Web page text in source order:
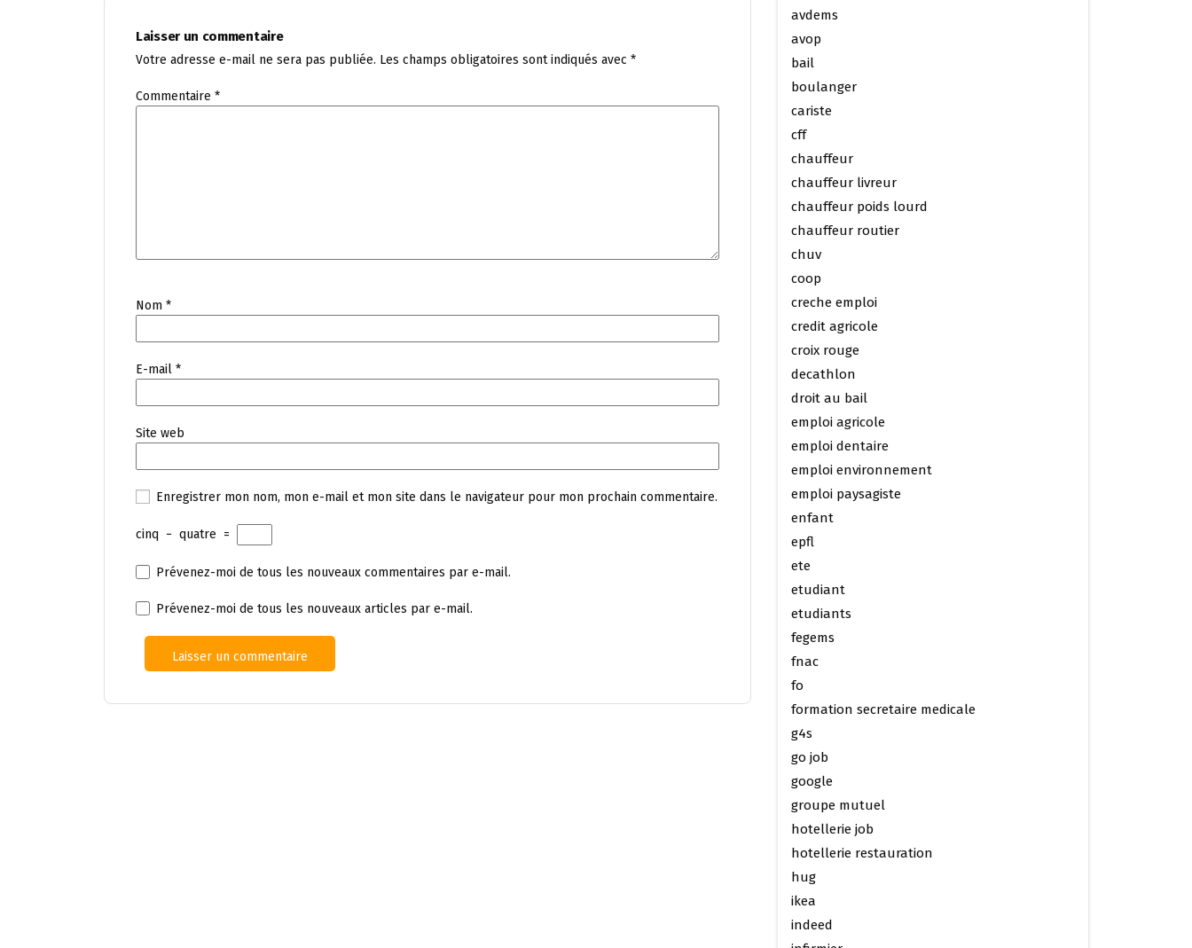
Laisser un commentaire
Votre adresse e-mail ne sera pas publiée. Les champs obligatoires sont indiqués avec *
Commentaire *
Nom *
E-mail *
Site web
Enregistrer mon nom, mon e-mail et mon site dans le navigateur pour mon prochain commentaire.
cinq − quatre =
Prévenez-moi de tous les nouveaux commentaires par e-mail.
Prévenez-moi de tous les nouveaux articles par e-mail.
avdems
avop
bail
boulanger
cariste
cff
chauffeur
chauffeur livreur
chauffeur poids lourd
chauffeur routier
chuv
coop
creche emploi
credit agricole
croix rouge
decathlon
droit au bail
emploi agricole
emploi dentaire
emploi environnement
emploi paysagiste
enfant
epfl
ete
etudiant
etudiants
fegems
fnac
fo
formation secretaire medicale
g4s
go job
google
groupe mutuel
hotellerie job
hotellerie restauration
hug
ikea
indeed